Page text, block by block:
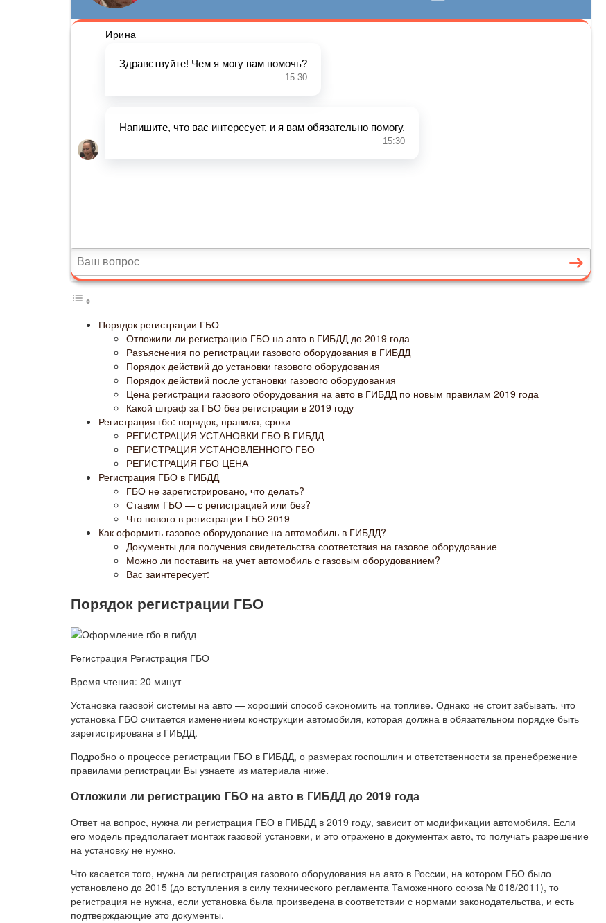
Порядок регистрации ГБО
Отложили ли регистрацию ГБО на авто в ГИБДД до 2019 года
Разъяснения по регистрации газового оборудования в ГИБДД
Порядок действий до установки газового оборудования
Порядок действий после установки газового оборудования
Цена регистрации газового оборудования на авто в ГИБДД по новым правилам 2019 года
Какой штраф за ГБО без регистрации в 2019 году
Регистрация гбо: порядок, правила, сроки
РЕГИСТРАЦИЯ УСТАНОВКИ ГБО В ГИБДД
РЕГИСТРАЦИЯ УСТАНОВЛЕННОГО ГБО
РЕГИСТРАЦИЯ ГБО ЦЕНА
Регистрация ГБО в ГИБДД
ГБО не зарегистрировано, что делать?
Ставим ГБО — с регистрацией или без?
Что нового в регистрации ГБО 2019
Как оформить газовое оборудование на автомобиль в ГИБДД?
Документы для получения свидетельства соответствия на газовое оборудование
Можно ли поставить на учет автомобиль с газовым оборудованием?
Вас заинтересует:
Порядок регистрации ГБО
Регистрация Регистрация ГБО
Время чтения: 20 минут
Установка газовой системы на авто — хороший способ сэкономить на топливе. Однако не стоит забывать, что
установка ГБО считается изменением конструкции автомобиля, которая должна в обязательном порядке быть
зарегистрирована в ГИБДД.
Подробно о процессе регистрации ГБО в ГИБДД, о размерах госпошлин и ответственности за пренебрежение
правилами регистрации Вы узнаете из материала ниже.
Отложили ли регистрацию ГБО на авто в ГИБДД до 2019 года
Ответ на вопрос, нужна ли регистрация ГБО в ГИБДД в 2019 году, зависит от модификации автомобиля. Если
его модель предполагает монтаж газовой установки, и это отражено в документах авто, то получать разрешение
на установку не нужно.
Что касается того, нужна ли регистрация газового оборудования на авто в России, на котором ГБО было
установлено до 2015 (до вступления в силу технического регламента Таможенного союза № 018/2011), то
регистрация не нужна, если установка была произведена в соответствии с нормами законодательства, и есть
подтверждающие это документы.